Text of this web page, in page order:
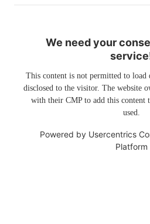
We need your
This content is not permitted to load
disclosed to the visitor. The website
with their CMP to add this content
used.
Powered by Usercentrics
Platform